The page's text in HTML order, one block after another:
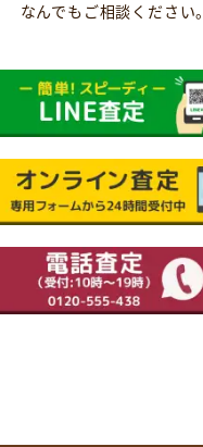
なんでもご相談ください。